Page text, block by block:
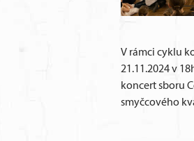
V rámci cyklu
21.11.2024 v
koncert sboru
smyčcového